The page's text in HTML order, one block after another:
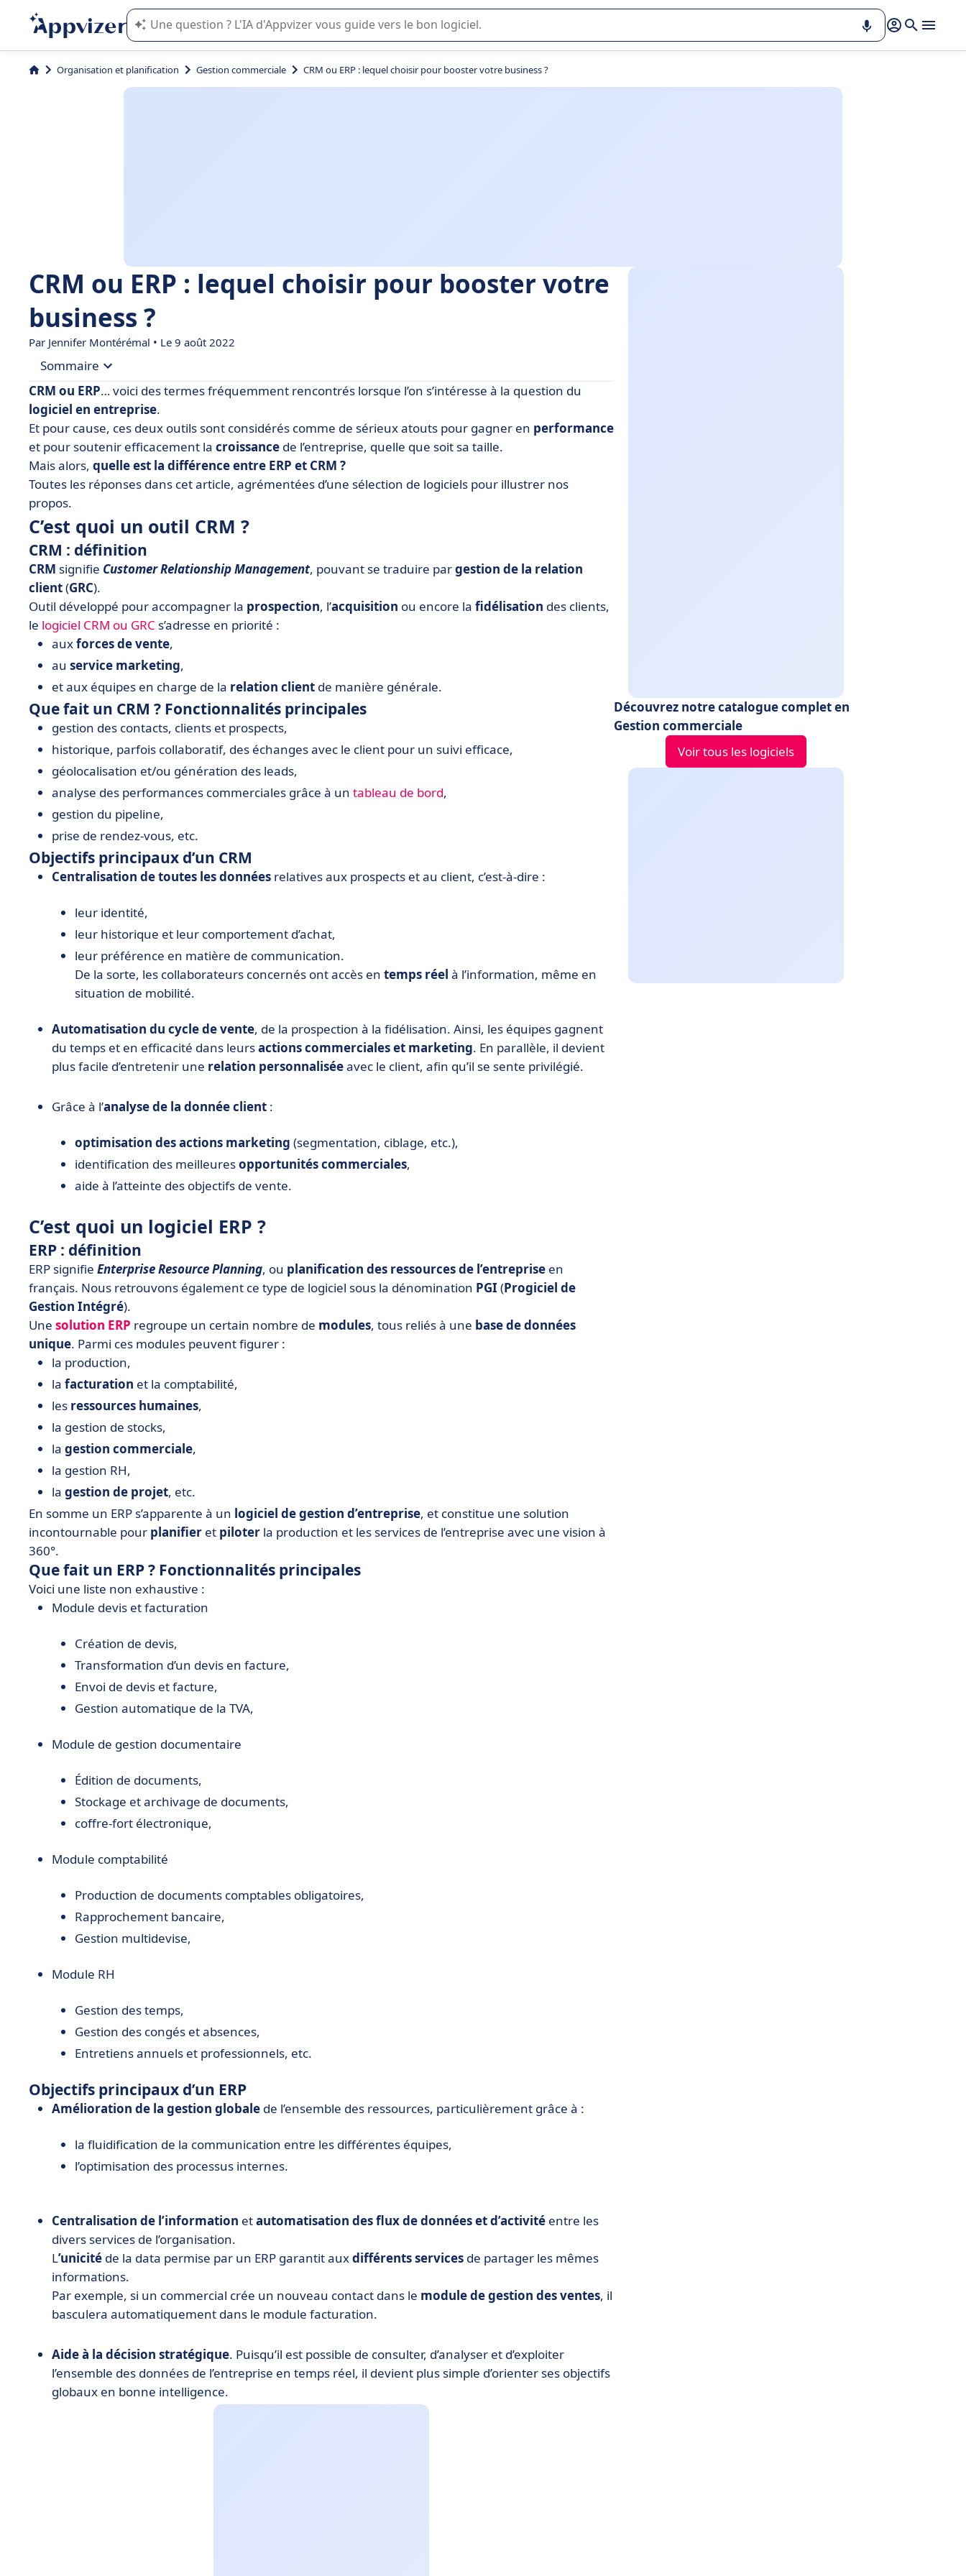
L'IA de Appvizer vous guide dans l'utilisation ou la sélection de logiciel SaaS en entreprise.
Organisation et planification Gestion commerciale CRM ou ERP : lequel choisir pour booster votre business ?
CRM ou ERP : lequel choisir pour booster votre
business ?
Par Jennifer Montérémal • Le 9 août 2022
Sommaire
• C’est quoi un outil CRM ?
• C’est quoi un logiciel ERP ?
• CRM vs ERP
• Intégration CRM et ERP
• Quel logiciel CRM et/ou logiciel ERP choisir ?
CRM ou ERP… voici des termes fréquemment rencontrés lorsque l’on s’intéresse à la question du
logiciel en entreprise.
Et pour cause, ces deux outils sont considérés comme de sérieux atouts pour gagner en performance
et pour soutenir efficacement la croissance de l’entreprise, quelle que soit sa taille.
Mais alors, quelle est la différence entre ERP et CRM ?
Toutes les réponses dans cet article, agrémentées d’une sélection de logiciels pour illustrer nos
propos.
C’est quoi un outil CRM ?
CRM : définition
CRM signifie Customer Relationship Management, pouvant se traduire pargestion de la relation
client(GRC).
Outil développé pour accompagner la prospection, l’acquisition ou encore la fidélisation des clients,
le logiciel CRM ou GRC s’adresse en priorité :
auxforces de vente,
au service marketing,
et aux équipes en charge de la relation client de manière générale.
Que fait un CRM ? Fonctionnalités principales
gestion des contacts, clients et prospects,
historique, parfois collaboratif, des échanges avec le client pour un suivi efficace,
géolocalisation et/ou génération des leads,
analyse des performances commerciales grâce à un tableau de bord,
gestion du pipeline,
prise de rendez-vous, etc.
Objectifs principaux d’un CRM
Centralisation de toutes les données relatives aux prospects et au client, c’est-à-dire :
leur identité,
leur historique et leur comportement d’achat,
leur préférence en matière de communication.
De la sorte, les collaborateurs concernés ont accès en temps réel à l’information, même en
situation de mobilité.
Automatisation du cycle de vente, de la prospection à la fidélisation. Ainsi, les équipes gagnent
du temps et en efficacité dans leursactions commerciales et marketing. En parallèle, il devient
plus facile d’entretenir une relation personnaliséeavec le client, afin qu’il se sente privilégié.
Grâce à l’analyse de la donnée client :
optimisation des actions marketing (segmentation, ciblage, etc.),
identification des meilleuresopportunités commerciales,
aide à l’atteinte des objectifs de vente.
C’est quoi un logiciel ERP ?
ERP : définition
ERP signifie Enterprise Resource Planning, ou planification des ressources de l’entreprise en
français. Nous retrouvons également ce type de logiciel sous la dénomination PGI (Progiciel de
Gestion Intégré).
Une solution ERP regroupe un certain nombre de modules, tous reliés à une base de données
unique. Parmi ces modules peuvent figurer :
la production,
la facturation et la comptabilité,
les ressources humaines,
la gestion de stocks,
la gestion commerciale,
la gestion RH,
la gestion de projet, etc.
En somme un ERP s’apparente à un logiciel de gestion d’entreprise, et constitue une solution
incontournable pour planifier et piloter la production et les services de l’entreprise avec une vision à
360°.
Que fait un ERP ? Fonctionnalités principales
Voici une liste non exhaustive :
Module devis et facturation
Création de devis,
Transformation d’un devis en facture,
Envoi de devis et facture,
Gestion automatique de la TVA,
Module de gestion documentaire
Édition de documents,
Stockage et archivage de documents,
coffre-fort électronique,
Module comptabilité
Production de documents comptables obligatoires,
Rapprochement bancaire,
Gestion multidevise,
Module RH
Gestion des temps,
Gestion des congés et absences,
Entretiens annuels et professionnels, etc.
Objectifs principaux d’un ERP
Amélioration de la gestion globale de l’ensemble des ressources, particulièrement grâce à :
la fluidification de la communication entre les différentes équipes,
l’optimisation des processus internes.
Centralisation de l’information etautomatisation des flux de données et d’activité entre les
divers services de l’organisation.
L’unicité de la data permise par un ERP garantit auxdifférents services de partager les mêmes
informations.
Par exemple, si un commercial crée un nouveau contact dans le module de gestion des ventes, il
basculera automatiquement dans le module facturation.
Aide à la décision stratégique. Puisqu’il est possible de consulter, d’analyser et d’exploiter
l’ensemble des données de l’entreprise en temps réel, il devient plus simple d’orienter ses objectifs
globaux en bonne intelligence.
Découvrez notre catalogue complet en
Gestion commerciale
Voir tous les logiciels